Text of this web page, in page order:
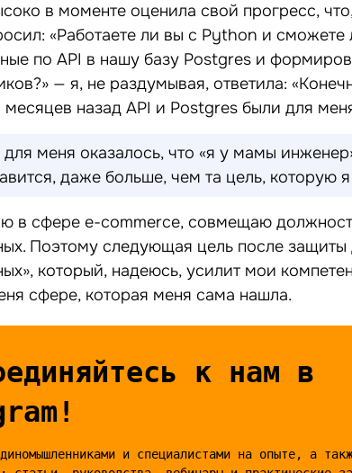
в моменте оценила свой прогресс,
«Работаете ли вы с Python и
по API в нашу базу Postgres и
— я, не раздумывая, ответила:
назад API и Postgres были для
меня оказалось, что «я у мамы
даже больше, чем та цель, которую
в сфере e-commerce, совмещаю
Поэтому следующая цель после
который, надеюсь, усилит мои
сфере, которая меня сама нашла.
к нам в
и специалистами на опыте, а